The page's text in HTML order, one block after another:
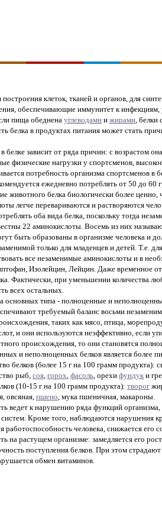
построения клеток, тканей и органов, для
обеспечивающие иммунитет к инфекциям,
пища обеднена углеводами и жирами, белки
белка в продуктах питания может стать
белке зависит от ряда причин: с возрастом
физические нагрузки у спортсменов,
потребность организма спортсменов в
ежедневно потреблять от 50 до 60
животного белка биологически более
легче перевариваются и растворяются
оба вида белка, поскольку тогда
22 аминокислоты. Восемь из них
быть образованы в организме человека
только для младенцев и детей. Т.е.
все незаменимые аминокислоты и в
Изолейцин, Лейцин. Даже временное
Фактически, при уменьшении количества
всех остальных.
основных типа - полноценные и
требуемый баланс восьми
таких как мясо, птица,
и они используются неэффективно, если
происхождения, то они становятся
и неполноценных белков является более
белков (более 15 г на 100 грамм продукта):
рыб, соя, горох, фасоль, орехи фундук и
(10-15 г на 100 грамм продукта): творог
овсяная, пшено, мука пшеничная, макароны.
ведет к нарушению ряда функций
Кроме того, наблюдаются нарушения
работоспособность человека, снижается
на растущем организме: замедляется его
поступления белков. При этом
обмен витаминов.